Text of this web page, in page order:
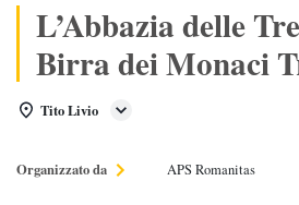
L’Abbazia delle
Birra dei Monaci
Tito Livio
Organizzato da APS Romanitas